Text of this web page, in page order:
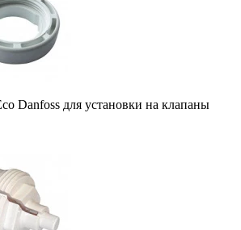
Danfoss для установки на клапаны